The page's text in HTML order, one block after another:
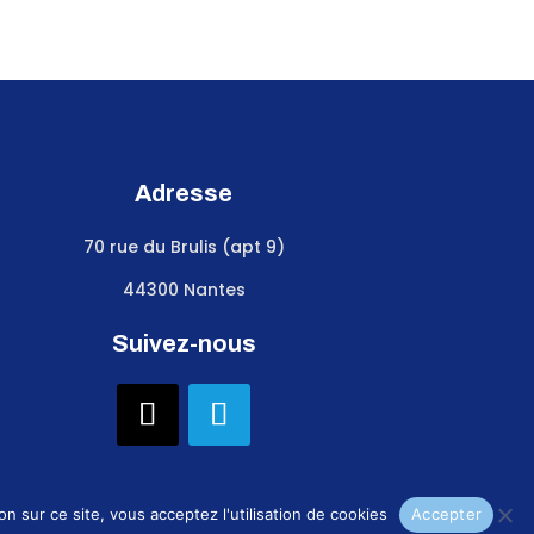
Adresse
70 rue du Brulis (apt 9)
44300 Nantes
Suivez-nous
sur ce site, vous acceptez l'utilisation de cookies Accepter